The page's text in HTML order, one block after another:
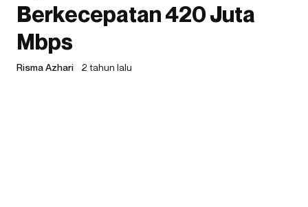
Berkecepatan 420 Juta
Mbps
Risma Azhari 2 tahun lalu